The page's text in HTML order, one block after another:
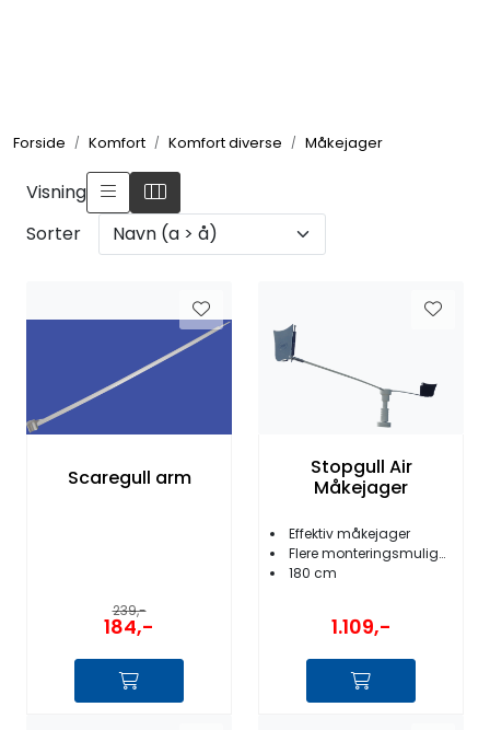
Forside Komfort Komfort diverse Måkejager
Visning
Sorter
Scaregull arm
239,-
184,-
Stopgull Air
Måkejager
Effektiv måkejager
Flere monteringsmuligheter
180 cm
1.109,-
Bygg/Innredning
Fortøyning
Båtpleie/Opplag
Seil